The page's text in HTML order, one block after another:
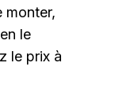
monter,
le
le prix à